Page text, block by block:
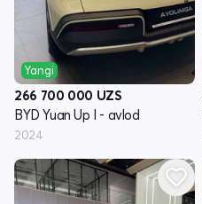
Yangi
266 700 000 UZS
BYD Yuan Up I - avlod
2024